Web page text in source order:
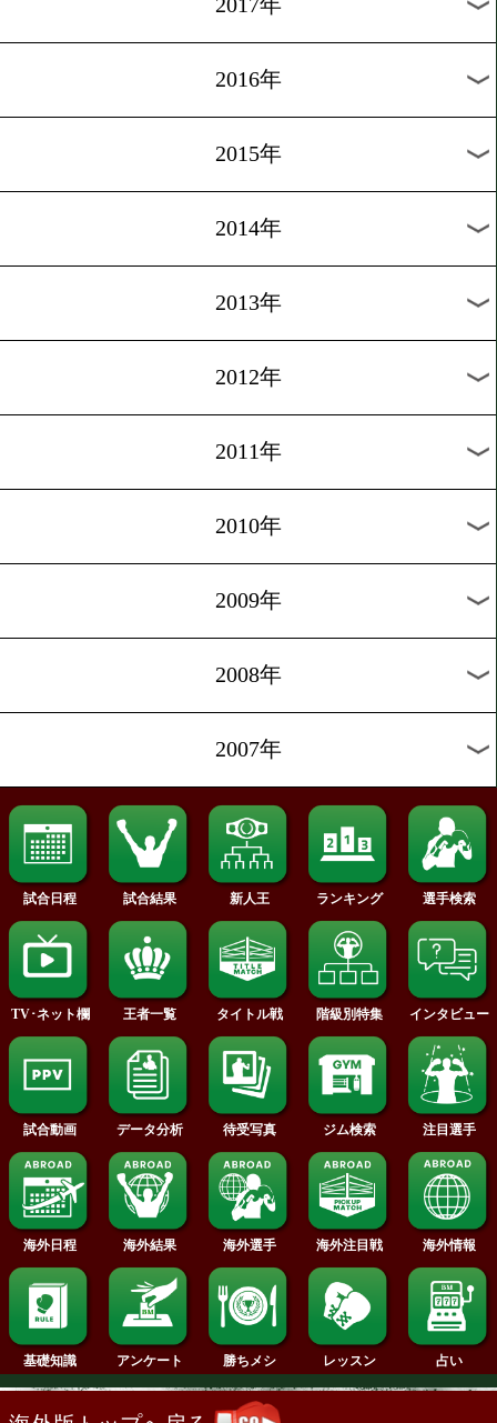
2025年
2023年
2022年
2021年
2020年
2018年
2017年
2016年
2015年
2014年
2013年
2012年
2011年
2010年